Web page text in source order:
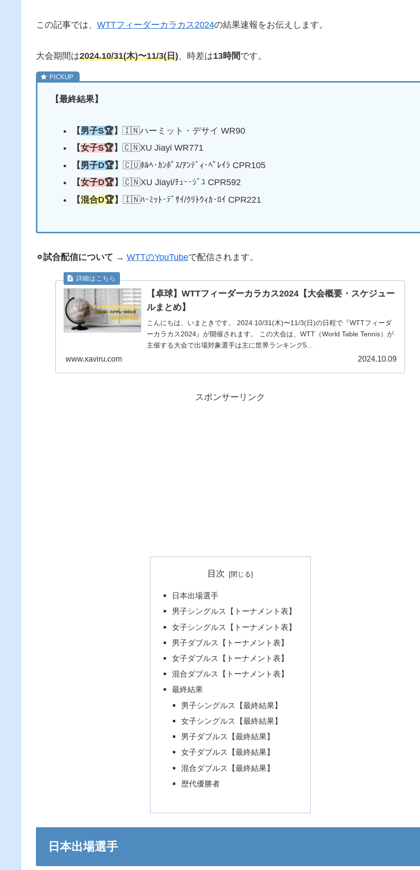
この記事では、 WTTフィーダーカラカス2024の結果速報をお伝えします。
大会期間は2024.10/31(木)〜11/3(日)、時差は13時間です。
【最終結果】
【男子S🏆】 🇮🇳ハーミット・デサイ WR90
【女子S🏆】 🇨🇳XU Jiayi WR771
【男子D🏆】 🇨🇺ﾎﾙﾍ･ｶﾝﾎﾟｽ/ｱﾝﾃﾞｨ･ﾍﾟﾚｲﾗ CPR105
【女子D🏆】 🇨🇳XU Jiayi/ﾁｭｰ･ｼﾞﾕ CPR592
【混合D🏆】 🇮🇳ﾊｰﾐｯﾄ･ﾃﾞｻｲ/ｸﾘﾄｳｨｶ･ﾛｲ CPR221
⚪︎試合配信について → WTTのYouTubeで配信されます。
【卓球】WTTフィーダーカラカス2024【大会概要・スケジュー
ルまとめ】
こんにちは、いまときです。 2024.10/31(木)〜11/3(日)の日程で『WTTフィーダ
ーカラカス2024』が開催されます。 この大会は、WTT（World Table Tennis）が
主催する大会で出場対象選手は主に世界ランキング5...
www.xaviru.com 2024.10.09
スポンサーリンク
目次
日本出場選手
男子シングルス【トーナメント表】
女子シングルス【トーナメント表】
男子ダブルス【トーナメント表】
女子ダブルス【トーナメント表】
混合ダブルス【トーナメント表】
最終結果
男子シングルス【最終結果】
女子シングルス【最終結果】
男子ダブルス【最終結果】
女子ダブルス【最終結果】
混合ダブルス【最終結果】
歴代優勝者
日本出場選手